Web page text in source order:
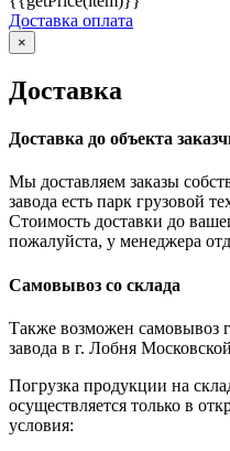
Доставка оплата
×
Доставка
Доставка до объекта
Мы доставляем заказы
завода есть парк грузовой
Стоимость доставки до
пожалуйста, у менеджера
Самовывоз со склада
Также возможен самовывоз
завода в г. Лобня
Погрузка продукции на
осуществляется только в
условия: